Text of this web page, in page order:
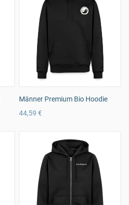
Männer Premium Bio Hoodie
44,59 €